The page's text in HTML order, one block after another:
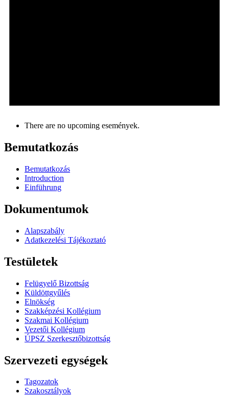
There are no upcoming események.
Bemutatkozás
Bemutatkozás
Introduction
Einführung
Dokumentumok
Alapszabály
Adatkezelési Tájékoztató
Testületek
Felügyelő Bizottság
Küldöttgyűlés
Elnökség
Szakképzési Kollégium
Szakmai Kollégium
Vezetői Kollégium
ÚPSZ Szerkesztőbizottság
Szervezeti egységek
Tagozatok
Szakosztályok